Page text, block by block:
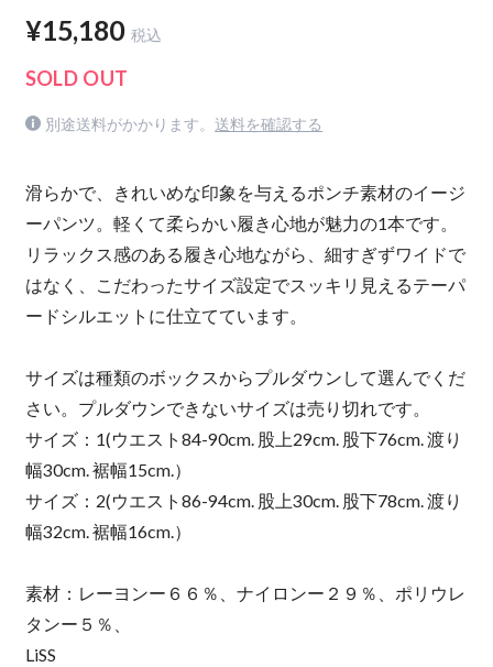
¥15,180 税込
SOLD OUT
別途送料がかかります。 送料を確認する
滑らかで、きれいめな印象を与えるポンチ素材のイージ
ーパンツ。軽くて柔らかい履き心地が魅力の1本です。
リラックス感のある履き心地ながら、細すぎずワイドで
はなく、こだわったサイズ設定でスッキリ見えるテーパ
ードシルエットに仕立てています。
サイズは種類のボックスからプルダウンして選んでくだ
さい。プルダウンできないサイズは売り切れです。
サイズ：1(ウエスト84-90cm. 股上29cm. 股下76cm. 渡り
幅30cm. 裾幅15cm.）
サイズ：2(ウエスト86-94cm. 股上30cm. 股下78cm. 渡り
幅32cm. 裾幅16cm.）
素材：レーヨンー６６％、ナイロンー２９％、ポリウレ
タンー５％、
LiSS